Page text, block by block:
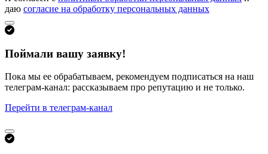
даю согласие на обработку персональных данных
Поймали вашу заявку!
Пока мы ее обрабатываем, рекомендуем подписаться на наш
телеграм-канал: рассказываем про репутацию и не только.
Перейти в телеграм-канал